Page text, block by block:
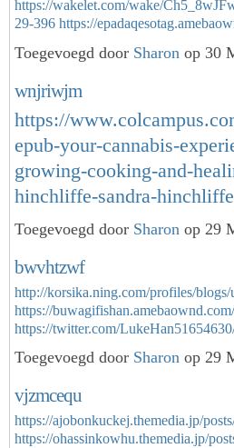
https://wakelet.com/wake/
29-396 https://
Toegevoegd door Sharon op 30
wnjriwjm
https://
epub-your-cannabis-
growing-cooking-and-
hinchliffe-sandra-
Toegevoegd door Sharon op 29
bwvhtzwf
http://korsika.ning.com/profiles/blogs/
https://
https://twitter.com/
Toegevoegd door Sharon op 29
vjzmcequ
https://ajobonkuckej.themedia.jp/
https://ohassinkowhu.themedia.jp/